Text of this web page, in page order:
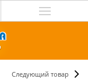
Следующий товар